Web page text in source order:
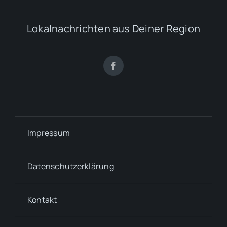
Lokalnachrichten aus Deiner Region
Impressum
Datenschutzerklärung
Kontakt